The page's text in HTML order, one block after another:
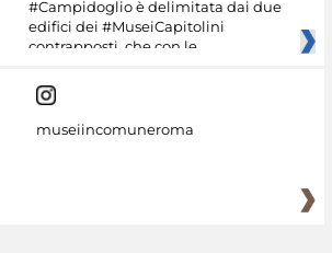
#Campidoglio è delimitata dai due
edifici dei #MuseiCapitolini
contrapposti, che con le
museiincomuneroma